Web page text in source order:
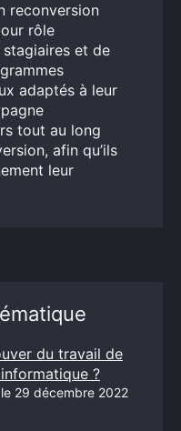
reconversion
rôle
stagiaires et de
adaptés à leur
tout au long
afin qu’ils
leur
du travail de
?
29 décembre 2022